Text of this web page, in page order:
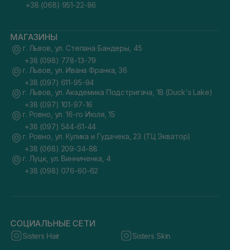
+38 (068) 951-22-86
МАГАЗИНЫ
г. Львов, ул. Степана Бандеры, 45
+38 (098) 778-13-79
г. Львов, ул. Ивана Франка, 36
+38 (097) 611-95-94
г. Львов, ул. Академика Подстригача, 1В (Duck's Lake)
+38 (097) 101-97-16
г. Ровно, ул. 16-го Июля, 15
+38 (097) 544-61-44
г. Ровно, ул. Кулика и Гудачека, 23 (ТЦ Экватор)
+38 (068) 209-34-88
г. Луцк, ул. Винниченка, 4
+38 (098) 076-60-62
СОЦИАЛЬНЫЕ СЕТИ
Sisters Hair Sisters Skin